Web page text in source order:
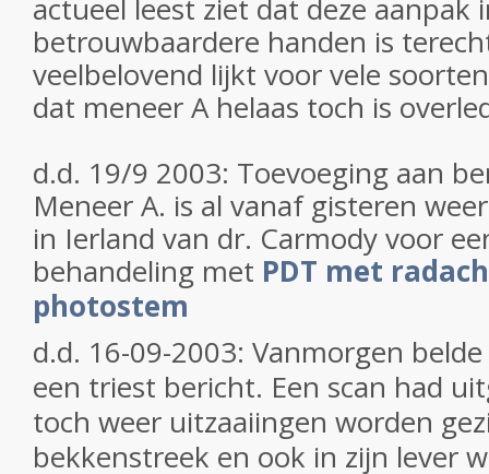
actueel leest ziet dat deze aanpak
betrouwbaardere handen is
veelbelovend lijkt voor vele
dat meneer A helaas toch is
d.d. 19/9 2003: Toevoeging aan
Meneer A. is al vanaf gisteren
in Ierland van dr. Carmody voor
behandeling met PDT met
photostem
d.d. 16-09-2003: Vanmorgen
een triest bericht. Een scan had
toch weer uitzaaiingen worden
bekkenstreek en ook in zijn lever